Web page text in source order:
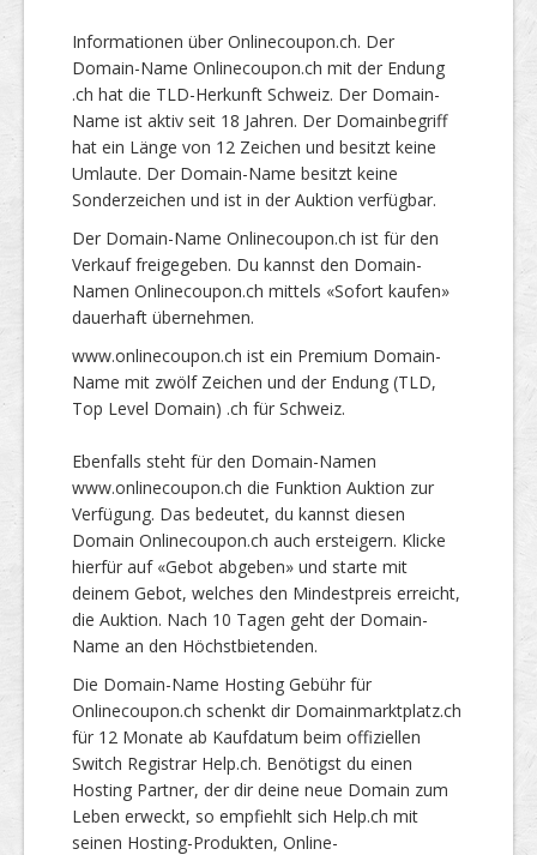
Informationen über Onlinecoupon.ch. Der
Domain-Name Onlinecoupon.ch mit der Endung
.ch hat die TLD-Herkunft Schweiz. Der Domain-
Name ist aktiv seit 18 Jahren. Der Domainbegriff
hat ein Länge von 12 Zeichen und besitzt keine
Umlaute. Der Domain-Name besitzt keine
Sonderzeichen und ist in der Auktion verfügbar.
Der Domain-Name Onlinecoupon.ch ist für den
Verkauf freigegeben. Du kannst den Domain-
Namen Onlinecoupon.ch mittels «Sofort kaufen»
dauerhaft übernehmen.
www.onlinecoupon.ch ist ein Premium Domain-
Name mit zwölf Zeichen und der Endung (TLD,
Top Level Domain) .ch für Schweiz.
Ebenfalls steht für den Domain-Namen
www.onlinecoupon.ch die Funktion Auktion zur
Verfügung. Das bedeutet, du kannst diesen
Domain Onlinecoupon.ch auch ersteigern. Klicke
hierfür auf «Gebot abgeben» und starte mit
deinem Gebot, welches den Mindestpreis erreicht,
die Auktion. Nach 10 Tagen geht der Domain-
Name an den Höchstbietenden.
Die Domain-Name Hosting Gebühr für
Onlinecoupon.ch schenkt dir Domainmarktplatz.ch
für 12 Monate ab Kaufdatum beim offiziellen
Switch Registrar Help.ch. Benötigst du einen
Hosting Partner, der dir deine neue Domain zum
Leben erweckt, so empfiehlt sich Help.ch mit
seinen Hosting-Produkten, Online-